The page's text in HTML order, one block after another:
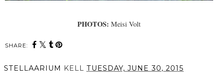
PHOTOS: Meisi Volt
SHARE:
STELLAARIUM KELL TUESDAY, JUNE 30, 2015